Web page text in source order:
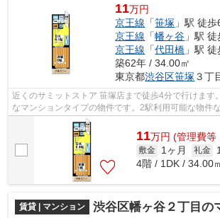
11万円
京王線 「笹塚 」駅 徒
京王線 「幡ヶ谷 」駅
京王線 「代田橋 」駅
築62年 / 34.00㎡
東京都渋谷区笹塚 ３丁
近くのサミットストア 笹塚店まで徒歩4分で行けます
なマンションタイプの物件です。2駅利用可能な物件
ります。駅から徒歩6分にある物件なの...
11万円 (管理費等
敷金 1ヶ月 礼金
4階 / 1DK / 34.00
賃貸 | マンション 渋谷区幡ヶ谷２丁目の